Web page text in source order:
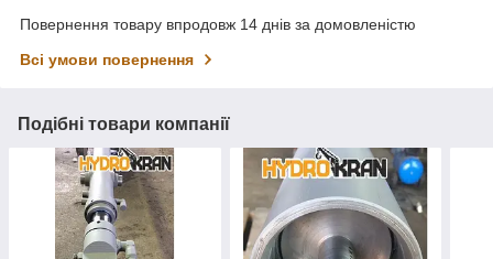
Повернення товару впродовж 14 днів за домовленістю
Всі умови повернення
Подібні товари компанії